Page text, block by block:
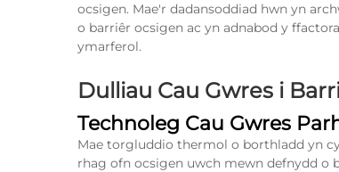
ocsigen. Mae'r dadansoddiad hwn yn
o barriêr ocsigen ac yn adnabod y
ymarferol.
Dulliau Cau Gwres i
Technoleg Cau Gwres
Mae torgluddio thermol o borthladd yn
rhag ofn ocsigen uwch mewn defnydd o